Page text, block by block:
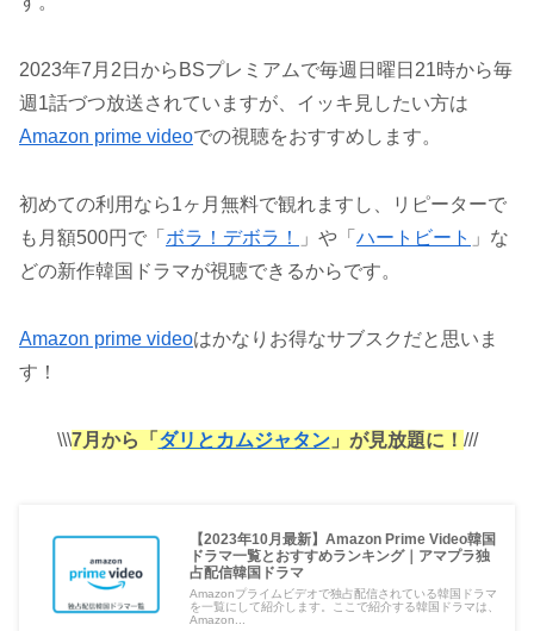
2023年7月2日からBSプレミアムで毎週日曜日21時から毎
週1話づつ放送されていますが、イッキ見したい方は
Amazon prime videoでの視聴をおすすめします。
初めての利用なら1ヶ月無料で観れますし、リピーターで
も月額500円で「 ボラ！デボラ！ 」や「 ハートビート 」な
どの新作韓国ドラマが視聴できるからです。
Amazon prime videoはかなりお得なサブスクだと思いま
す！
\\\7月から「 ダリとカムジャタン」が見放題に！ ///
【2023年10月最新】Amazon Prime Video韓国
ドラマ一覧とおすすめランキング｜アマプラ独
占配信韓国ドラマ
Amazonプライムビデオで独占配信されている韓国ドラマ
を一覧にして紹介します。ここで紹介する韓国ドラマは、
Amazon...